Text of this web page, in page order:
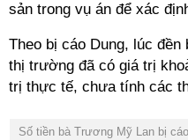
sản trong vụ án để xác
Theo bị cáo Dung, lúc
thị trường đã có giá trị
trị thực tế, chưa tính các
Số tiền bà Trương Mỹ Lan bị